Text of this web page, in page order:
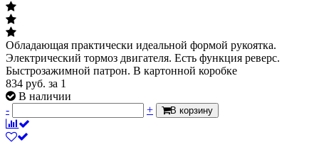
Обладающая практически идеальной формой рукоятка.
Электрический тормоз двигателя. Есть функция реверс.
Быстрозажимной патрон. В картонной коробке
834 руб. за 1
В наличии
-
+ В корзину